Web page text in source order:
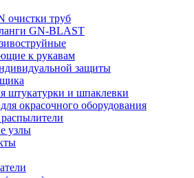
очистки труб
GN-BLAST
к рукавам
защиты
штукатурки и шпаклевки
окрасочного оборудования
узлы